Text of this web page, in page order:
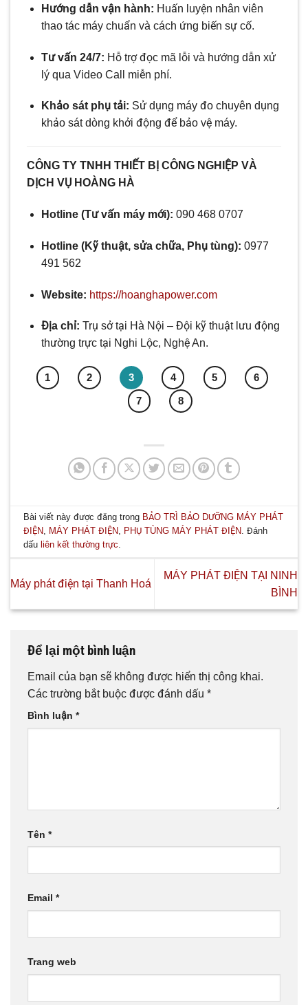
Hướng dẫn vận hành: Huấn luyện nhân viên
thao tác máy chuẩn và cách ứng biến sự cố.
Tư vấn 24/7: Hỗ trợ đọc mã lỗi và hướng dẫn xử
lý qua Video Call miễn phí.
Khảo sát phụ tải: Sử dụng máy đo chuyên dụng
khảo sát dòng khởi động để bảo vệ máy.
CÔNG TY TNHH THIẾT BỊ CÔNG NGHIỆP VÀ
DỊCH VỤ HOÀNG HÀ
Hotline (Tư vấn máy mới): 090 468 0707
Hotline (Kỹ thuật, sửa chữa, Phụ tùng): 0977
491 562
Website: https://hoanghapower.com
Địa chỉ: Trụ sở tại Hà Nội – Đội kỹ thuật lưu động
thường trực tại Nghi Lộc, Nghệ An.
1 2 3 4 5
6
7
8
Bài viết này được đăng trong BẢO TRÌ BẢO DƯỠNG MÁY PHÁT
ĐIỆN, MÁY PHÁT ĐIỆN, PHỤ TÙNG MÁY PHÁT ĐIỆN. Đánh
dấu liên kết thường trực.
Máy phát điện tại Thanh Hoá
MÁY PHÁT ĐIỆN TẠI NINH
BÌNH
Để lại một bình luận
Email của bạn sẽ không được hiển thị công khai.
Các trường bắt buộc được đánh dấu *
Bình luận *
Tên *
Email *
Trang web